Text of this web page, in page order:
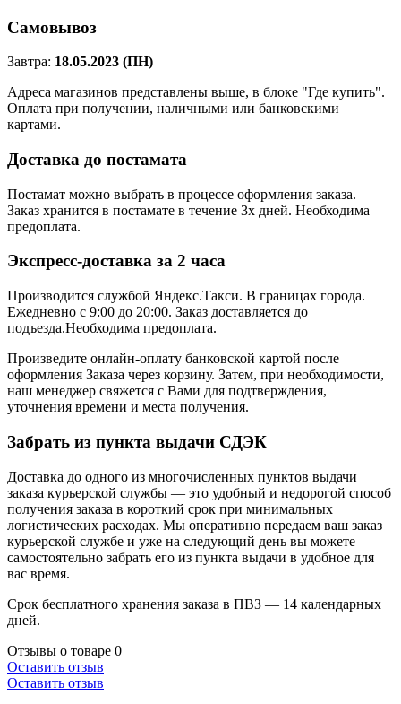
Самовывоз
Завтра: 18.05.2023 (ПН)
Адреса магазинов представлены выше, в блоке "Где купить".
Оплата при получении, наличными или банковскими
картами.
Доставка до постамата
Постамат можно выбрать в процессе оформления заказа.
Заказ хранится в постамате в течение 3х дней. Необходима
предоплата.
Экспресс-доставка за 2 часa
Производится службой Яндекс.Такси. В границах города.
Ежедневно с 9:00 до 20:00. Заказ доставляется до
подъезда.Необходима предоплата.
Произведите онлайн-оплату банковской картой после
оформления Заказа через корзину. Затем, при необходимости,
наш менеджер свяжется с Вами для подтверждения,
уточнения времени и места получения.
Забрать из пункта выдачи СДЭК
Доставка до одного из многочисленных пунктов выдачи
заказа курьерской службы — это удобный и недорогой способ
получения заказа в короткий срок при минимальных
логистических расходах. Мы оперативно передаем ваш заказ
курьерской службе и уже на следующий день вы можете
самостоятельно забрать его из пункта выдачи в удобное для
вас время.
Срок бесплатного хранения заказа в ПВЗ — 14 календарных
дней.
Отзывы о товаре 0
Оставить отзыв
Оставить отзыв